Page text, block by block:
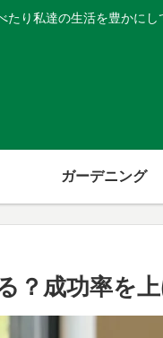
たり私達の生活を豊かに
ガーデニング
？成功率を